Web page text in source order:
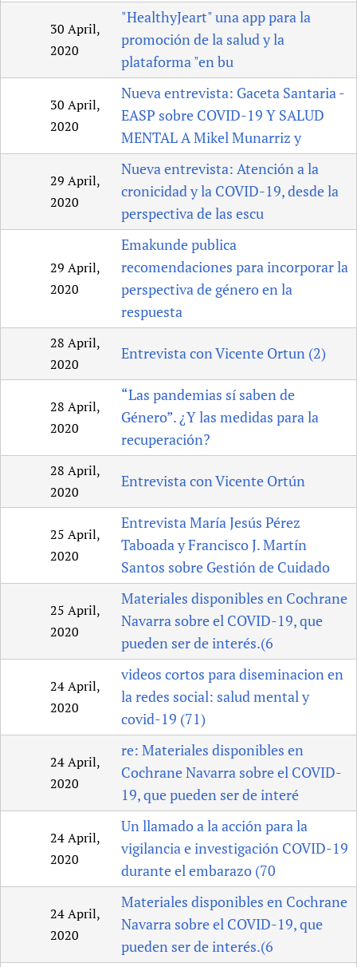
30 April,
2020
"HealthyJeart" una app para la
promoción de la salud y la
plataforma "en bu
30 April,
2020
Nueva entrevista: Gaceta Santaria -
EASP sobre COVID-19 Y SALUD
MENTAL A Mikel Munarriz y
29 April,
2020
Nueva entrevista: Atención a la
cronicidad y la COVID-19, desde la
perspectiva de las escu
29 April,
2020
Emakunde publica
recomendaciones para incorporar la
perspectiva de género en la
respuesta
28 April,
2020
Entrevista con Vicente Ortun (2)
28 April,
2020
“Las pandemias sí saben de
Género”. ¿Y las medidas para la
recuperación?
28 April,
2020
Entrevista con Vicente Ortún
25 April,
2020
Entrevista María Jesús Pérez
Taboada y Francisco J. Martín
Santos sobre Gestión de Cuidado
25 April,
2020
Materiales disponibles en Cochrane
Navarra sobre el COVID-19, que
pueden ser de interés.(6
24 April,
2020
videos cortos para diseminacion en
la redes social: salud mental y
covid-19 (71)
24 April,
2020
re: Materiales disponibles en
Cochrane Navarra sobre el COVID-
19, que pueden ser de interé
24 April,
2020
Un llamado a la acción para la
vigilancia e investigación COVID-19
durante el embarazo (70
24 April,
2020
Materiales disponibles en Cochrane
Navarra sobre el COVID-19, que
pueden ser de interés.(6